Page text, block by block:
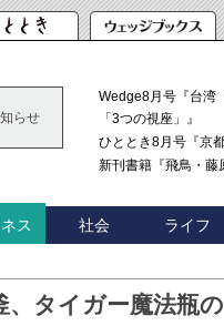
らせ
Wedge8月号『台湾
「3つの視座」』
ひととき8月号『京
新刊書籍『飛鳥・藤
ス 社会 ライフ
タイガー魔法瓶の